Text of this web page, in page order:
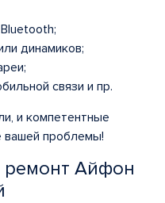
динамиков;
связи и пр.
и компетентные
вашей проблемы!
Айфон